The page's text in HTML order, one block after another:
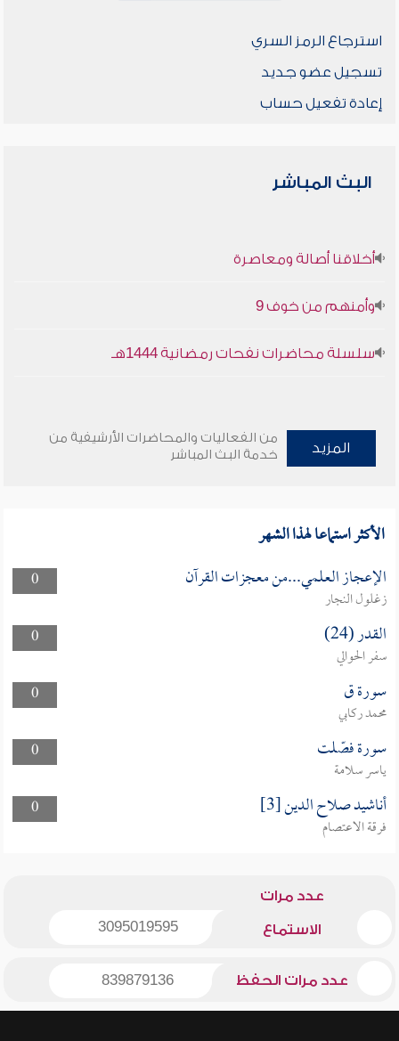
استرجاع الرمز السري
تسجيل عضو جديد
إعادة تفعيل حساب
البث المباشر
أخلاقنا أصالة ومعاصرة
وأمنهم من خوف 9
سلسلة محاضرات نفحات رمضانية 1444هـ
المزيد
من الفعاليات والمحاضرات الأرشيفية من
خدمة البث المباشر
الأكثر استماعا لهذا الشهر
0 الإعجاز العلمي...من معجزات القرآن
زغلول النجار
0
القدر (24)
سفر الحوالي
0
سورة ق
محمد ركابي
0
سورة فصّلت
ياسر سلامة
0
أناشيد صلاح الدين [3]
فرقة الاعتصام
عدد مرات
الاستماع 3095019595
عدد مرات الحفظ 839879136